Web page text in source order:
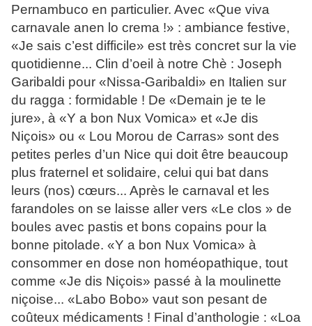
Pernambuco en particulier. Avec «Que viva
carnavale anen lo crema !» : ambiance festive,
«Je sais c’est difficile» est très concret sur la vie
quotidienne... Clin d’oeil à notre Chè : Joseph
Garibaldi pour «Nissa-Garibaldi» en Italien sur
du ragga : formidable ! De «Demain je te le
jure», à «Y a bon Nux Vomica» et «Je dis
Niçois» ou « Lou Morou de Carras» sont des
petites perles d’un Nice qui doit être beaucoup
plus fraternel et solidaire, celui qui bat dans
leurs (nos) cœurs... Après le carnaval et les
farandoles on se laisse aller vers «Le clos » de
boules avec pastis et bons copains pour la
bonne pitolade. «Y a bon Nux Vomica» à
consommer en dose non homéopathique, tout
comme «Je dis Niçois» passé à la moulinette
niçoise... «Labo Bobo» vaut son pesant de
coûteux médicaments ! Final d’anthologie : «Loa